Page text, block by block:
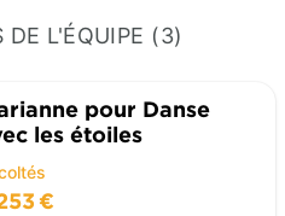
DE L'ÉQUIPE (3)
pour Danse
les étoiles
€